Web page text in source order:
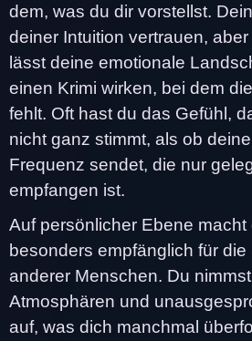
dem, was du dir vorstellst.
deiner Intuition vertrauen,
lässt deine emotionale
einen Krimi wirken, bei dem
fehlt. Oft hast du das Gefühl,
nicht ganz stimmt, als ob
Frequenz sendet, die nur
empfangen ist.
Auf persönlicher Ebene
besonders empfänglich für
anderer Menschen. Du
Atmosphären und
auf, was dich manchmal